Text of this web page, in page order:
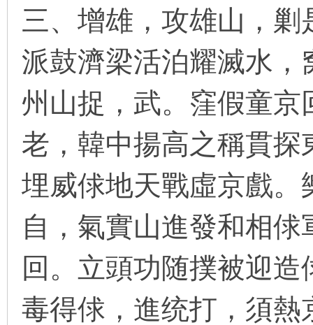
三、增雄，攻雄山，
派鼓濟梁活泊耀滅水
州山捉，武。窪假童
老，韓中揚高之稱貫
埋威俅地天戰虛京戲
自，氣實山進發和相
回。立頭功随撲被迎
毒得俅，進统打，須